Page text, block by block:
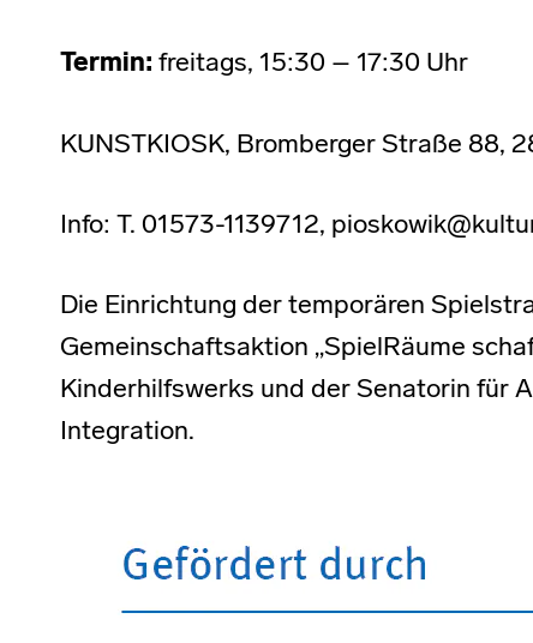
Termin: freitags, 15:30 – 17:30 Uhr
KUNSTKIOSK, Bromberger Straße 88,
Info: T. 01573-1139712,
Die Einrichtung der temporären
Gemeinschaftsaktion „SpielRäume
Kinderhilfswerks und der Senatorin für
Integration.